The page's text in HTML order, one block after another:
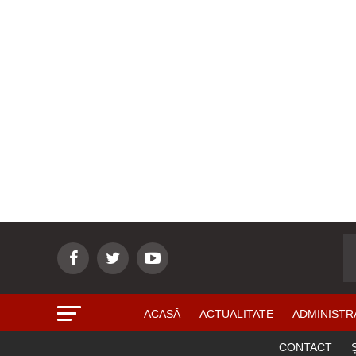
ACASĂ ACTUALITATE
CONTACT